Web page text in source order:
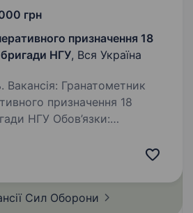
грн
призначення 18
НГУ, Вся Україна
призначення 18
Обов’язки:
Сил Оборони